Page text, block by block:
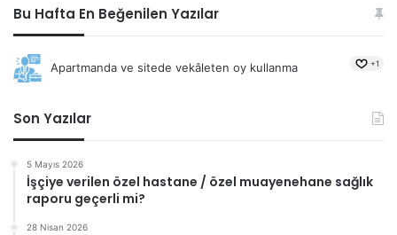
Bu Hafta En Beğenilen Yazılar
Apartmanda ve sitede vekâleten oy kullanma +1
Son Yazılar
5 Mayıs 2026
İşçiye verilen özel hastane / özel muayenehane sağlık
raporu geçerli mi?
28 Nisan 2026